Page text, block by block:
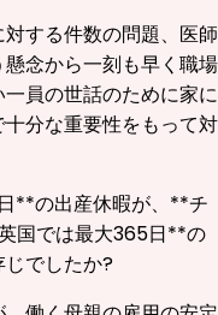
する件数の問題、医師
念から一刻も早く職場
員の世話のために家に
分な重要性をもって対
**の出産休暇が、**チ
国では最大365日**の
でしたか?